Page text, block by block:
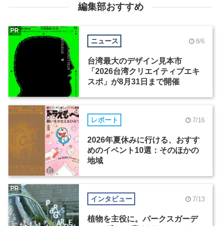
編集部おすすめ
ニュース 8/6
台湾最大のデザイン見本市
「2026台湾クリエイティブエキ
スポ」が8月31日まで開催
PR
レポート 7/16
2026年夏休みに行ける、おすす
めのイベント10選：そのほかの
地域
インタビュー 7/13
植物を主役に。パークスガーデ
PR